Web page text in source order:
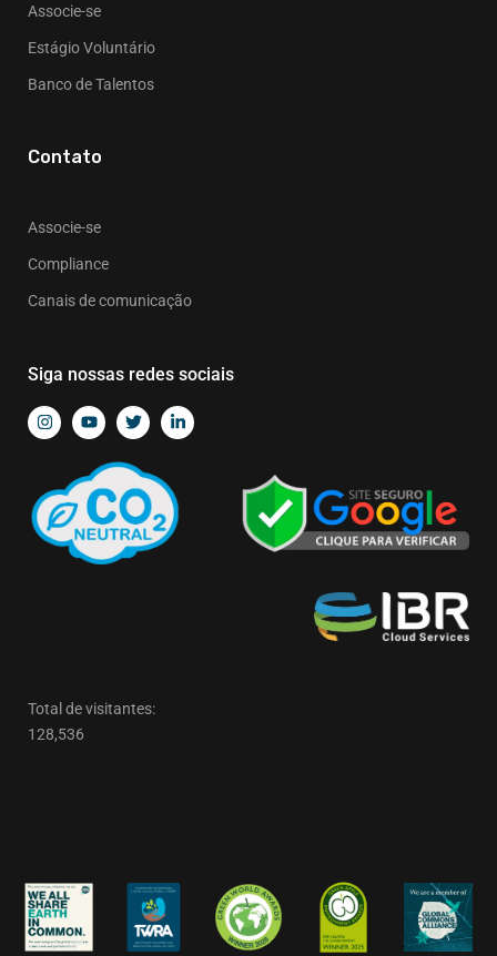
Associe-se
Estágio Voluntário
Banco de Talentos
Contato
Associe-se
Compliance
Canais de comunicação
Siga nossas redes sociais
Total de visitantes:
128,536